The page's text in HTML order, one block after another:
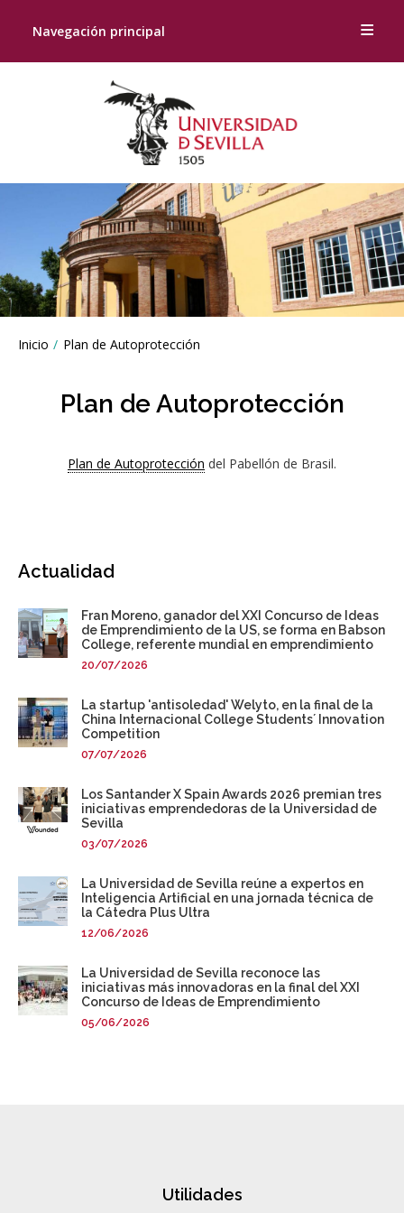
Navegación principal
Breadcrumbs
You
Inicio Plan de Autoprotección
Plan de Autoprotección
Plan de Autoprotección del Pabellón de Brasil.
Actualidad
Fran Moreno, ganador del XXI Concurso de Ideas
de Emprendimiento de la US, se forma en Babson
College, referente mundial en emprendimiento
20/07/2026
La startup 'antisoledad' Welyto, en la final de la
China Internacional College Students´ Innovation
Competition
07/07/2026
Los Santander X Spain Awards 2026 premian tres
iniciativas emprendedoras de la Universidad de
Sevilla
03/07/2026
La Universidad de Sevilla reúne a expertos en
Inteligencia Artificial en una jornada técnica de
la Cátedra Plus Ultra
12/06/2026
La Universidad de Sevilla reconoce las
iniciativas más innovadoras en la final del XXI
Concurso de Ideas de Emprendimiento
05/06/2026
Utilidades